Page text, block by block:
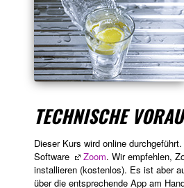
TECHNISCHE
Dieser Kurs wird online
Software
Zoom. Wir empfehlen,
installieren (kostenlos). Es ist aber
über die entsprechende App am